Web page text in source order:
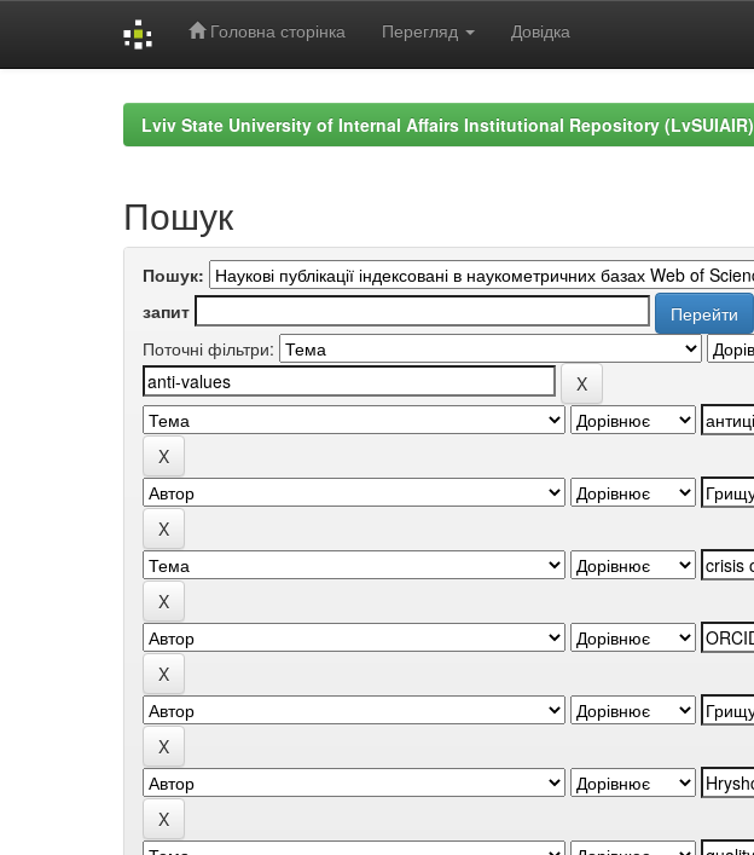
Головна сторінка Перегляд Довідка
Lviv State University of Internal Affairs Institutional Repository (LvSUIAIR)
Пошук
Пошук:
запит
Поточні фільтри: